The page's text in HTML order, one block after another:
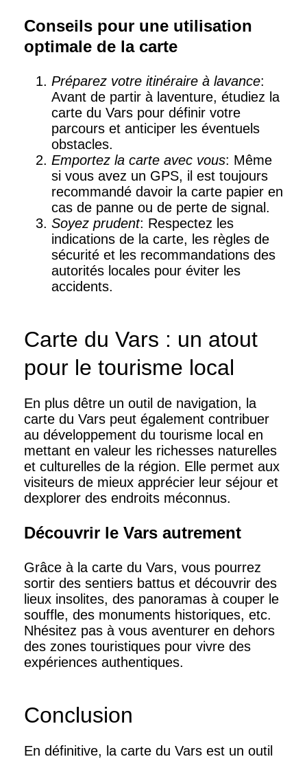
Conseils pour une utilisation
optimale de la carte
Préparez votre itinéraire à lavance:
Avant de partir à laventure, étudiez la
carte du Vars pour définir votre
parcours et anticiper les éventuels
obstacles.
Emportez la carte avec vous: Même
si vous avez un GPS, il est toujours
recommandé davoir la carte papier en
cas de panne ou de perte de signal.
Soyez prudent: Respectez les
indications de la carte, les règles de
sécurité et les recommandations des
autorités locales pour éviter les
accidents.
Carte du Vars : un atout
pour le tourisme local
En plus dêtre un outil de navigation, la
carte du Vars peut également contribuer
au développement du tourisme local en
mettant en valeur les richesses naturelles
et culturelles de la région. Elle permet aux
visiteurs de mieux apprécier leur séjour et
dexplorer des endroits méconnus.
Découvrir le Vars autrement
Grâce à la carte du Vars, vous pourrez
sortir des sentiers battus et découvrir des
lieux insolites, des panoramas à couper le
souffle, des monuments historiques, etc.
Nhésitez pas à vous aventurer en dehors
des zones touristiques pour vivre des
expériences authentiques.
Conclusion
En définitive, la carte du Vars est un outil